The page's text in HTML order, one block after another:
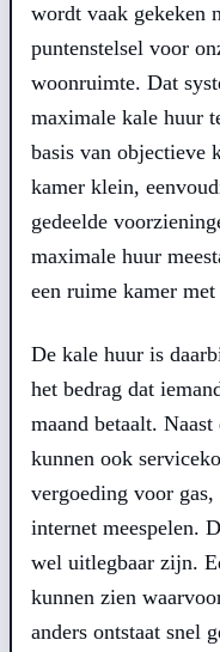
wordt vaak gekeken
puntenstelsel voor
woonruimte. Dat
maximale kale huur
basis van objectieve
kamer klein,
gedeelde
maximale huur
een ruime kamer
De kale huur is
het bedrag dat
maand betaalt.
kunnen ook
vergoeding voor
internet meespelen.
wel uitlegbaar zijn.
kunnen zien
anders ontstaat snel